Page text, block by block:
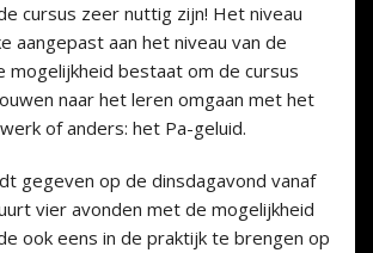
cursus zeer nuttig zijn! Het niveau
aangepast aan het niveau van de
mogelijkheid bestaat om de cursus
naar het leren omgaan met het
of anders: het Pa-geluid.
gegeven op de dinsdagavond vanaf
vier avonden met de mogelijkheid
ook eens in de praktijk te brengen op